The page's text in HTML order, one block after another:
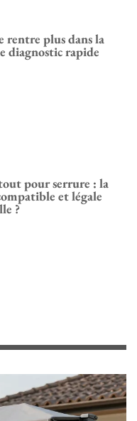
rentre plus dans la
diagnostic rapide
pour serrure : la
et légale
?